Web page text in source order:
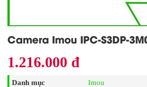
Camera Imou IPC-S3DP-
1.216.000 đ
Danh mục Imou